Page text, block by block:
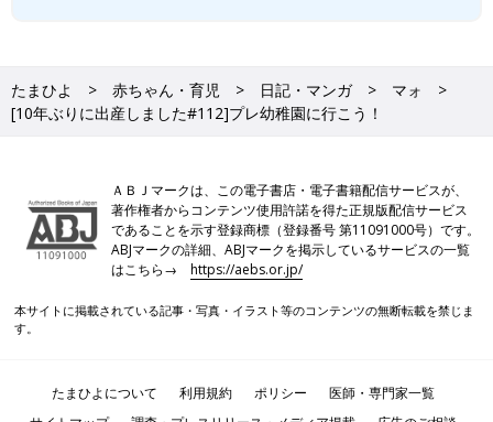
たまひよ 赤ちゃん・育児 日記・マンガ
マォ
[10年ぶりに出産しました#112]プレ幼稚園に行こう！
ＡＢＪマークは、この電子書店・電子書籍配信サービスが、
著作権者からコンテンツ使用許諾を得た正規版配信サービス
であることを示す登録商標（登録番号 第11091000号）です。
ABJマークの詳細、ABJマークを掲示しているサービスの一覧
はこちら→https://aebs.or.jp/
本サイトに掲載されている記事・写真・イラスト等のコンテンツの無断転載を禁じま
す。
たまひよについて 利用規約 ポリシー
医師・専門家一覧